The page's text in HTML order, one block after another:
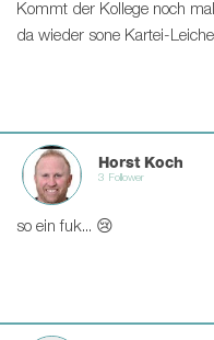
Kommt der Kollege noch
da wieder sone Kartei-
Horst Koch
3 Follower
so ein fuk... 😢